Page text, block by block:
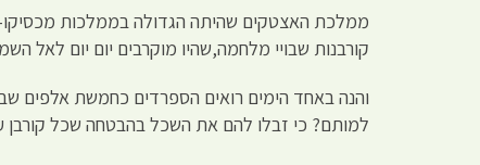
ממלכת האצטקים שהיתה הגדולה בממלכות
קורבנות שבויי מלחמה,שהיו מוקרבים יום יום לאל
והנה באחד הימים רואים הספרדים כחמשת אלפים
למותם? כי זבלו להם את השכל בהבטחה שכל